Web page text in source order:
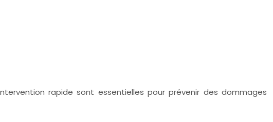
rapide sont essentielles pour prévenir des dommages